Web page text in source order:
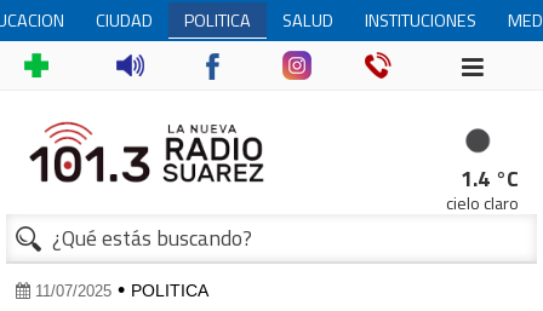
CIUDAD POLITICA SALUD INSTITUCIONES
1.4 °C
cielo claro
11/07/2025• POLITICA